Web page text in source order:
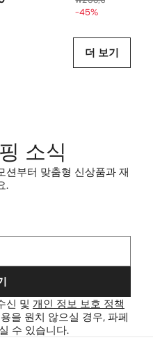
-45%
더 보기
소식
션부터 맞춤형 신상품과 재
.
신 및 개인 정보 보호 정책
을 원치 않으실 경우, 파페
수 있습니다.